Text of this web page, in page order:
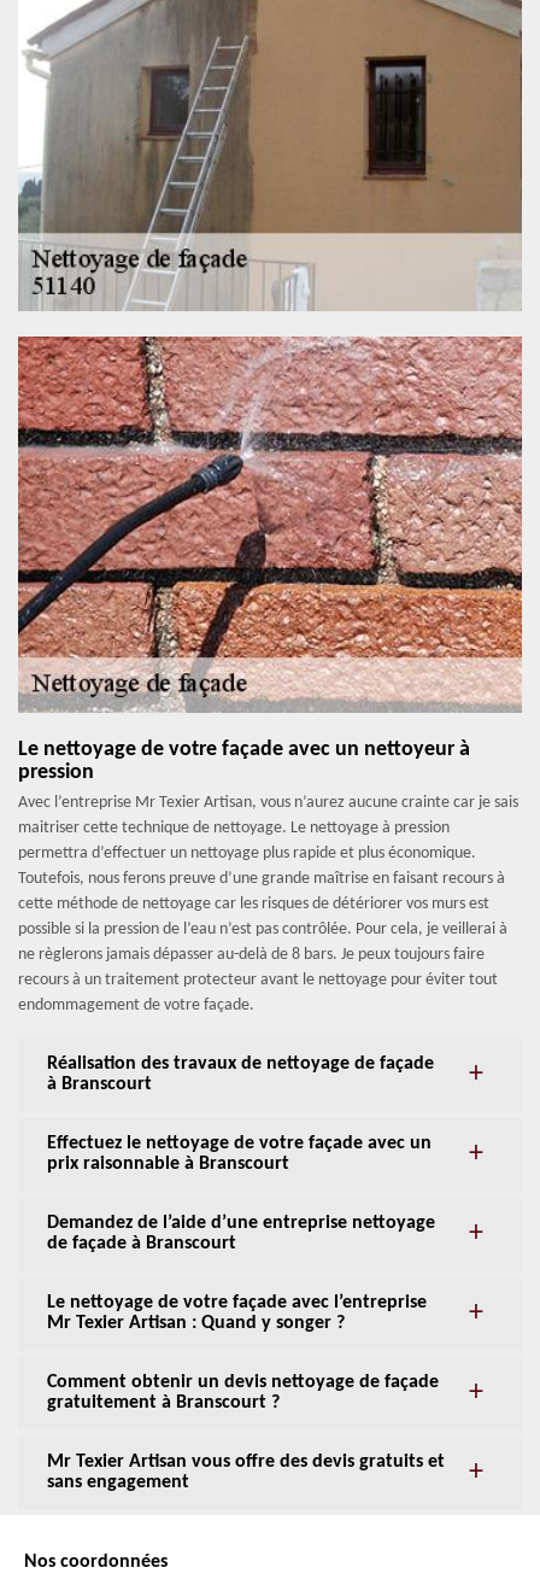
Le nettoyage de votre façade avec un nettoyeur à
pression
Avec l’entreprise Mr Texier Artisan, vous n’aurez aucune crainte car je sais
maitriser cette technique de nettoyage. Le nettoyage à pression
permettra d’effectuer un nettoyage plus rapide et plus économique.
Toutefois, nous ferons preuve d’une grande maîtrise en faisant recours à
cette méthode de nettoyage car les risques de détériorer vos murs est
possible si la pression de l’eau n’est pas contrôlée. Pour cela, je veillerai à
ne règlerons jamais dépasser au-delà de 8 bars. Je peux toujours faire
recours à un traitement protecteur avant le nettoyage pour éviter tout
endommagement de votre façade.
Réalisation des travaux de nettoyage de façade
à Branscourt
Effectuez le nettoyage de votre façade avec un
prix raisonnable à Branscourt
Demandez de l’aide d’une entreprise nettoyage
de façade à Branscourt
Le nettoyage de votre façade avec l’entreprise
Mr Texier Artisan : Quand y songer ?
Comment obtenir un devis nettoyage de façade
gratuitement à Branscourt ?
Mr Texier Artisan vous offre des devis gratuits et
sans engagement
Nos coordonnées